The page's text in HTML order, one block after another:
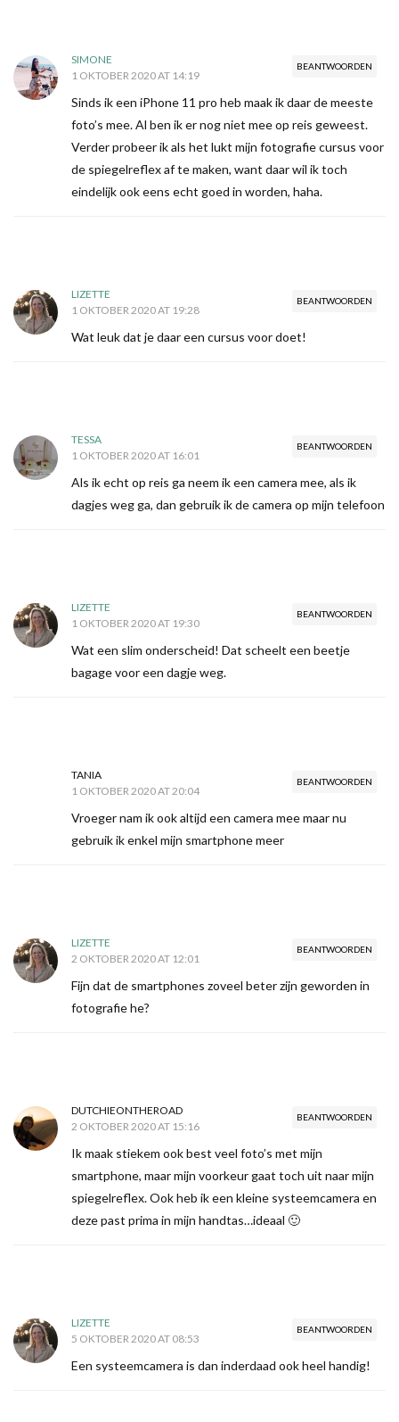
BEANTWOORDEN
SIMONE
1 OKTOBER 2020 AT 14:19
Sinds ik een iPhone 11 pro heb maak ik daar de meeste
foto’s mee. Al ben ik er nog niet mee op reis geweest.
Verder probeer ik als het lukt mijn fotografie cursus voor
de spiegelreflex af te maken, want daar wil ik toch
eindelijk ook eens echt goed in worden, haha.
BEANTWOORDEN
LIZETTE
1 OKTOBER 2020 AT 19:28
Wat leuk dat je daar een cursus voor doet!
BEANTWOORDEN
TESSA
1 OKTOBER 2020 AT 16:01
Als ik echt op reis ga neem ik een camera mee, als ik
dagjes weg ga, dan gebruik ik de camera op mijn telefoon
BEANTWOORDEN
LIZETTE
1 OKTOBER 2020 AT 19:30
Wat een slim onderscheid! Dat scheelt een beetje
bagage voor een dagje weg.
BEANTWOORDEN
TANIA
1 OKTOBER 2020 AT 20:04
Vroeger nam ik ook altijd een camera mee maar nu
gebruik ik enkel mijn smartphone meer
BEANTWOORDEN
LIZETTE
2 OKTOBER 2020 AT 12:01
Fijn dat de smartphones zoveel beter zijn geworden in
fotografie he?
BEANTWOORDEN
DUTCHIEONTHEROAD
2 OKTOBER 2020 AT 15:16
Ik maak stiekem ook best veel foto’s met mijn
smartphone, maar mijn voorkeur gaat toch uit naar mijn
spiegelreflex. Ook heb ik een kleine systeemcamera en
deze past prima in mijn handtas…ideaal 🙂
BEANTWOORDEN
LIZETTE
5 OKTOBER 2020 AT 08:53
Een systeemcamera is dan inderdaad ook heel handig!